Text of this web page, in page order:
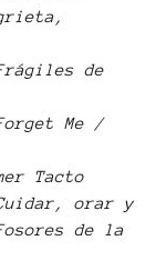
de
Me /
Tacto
orar y
de la